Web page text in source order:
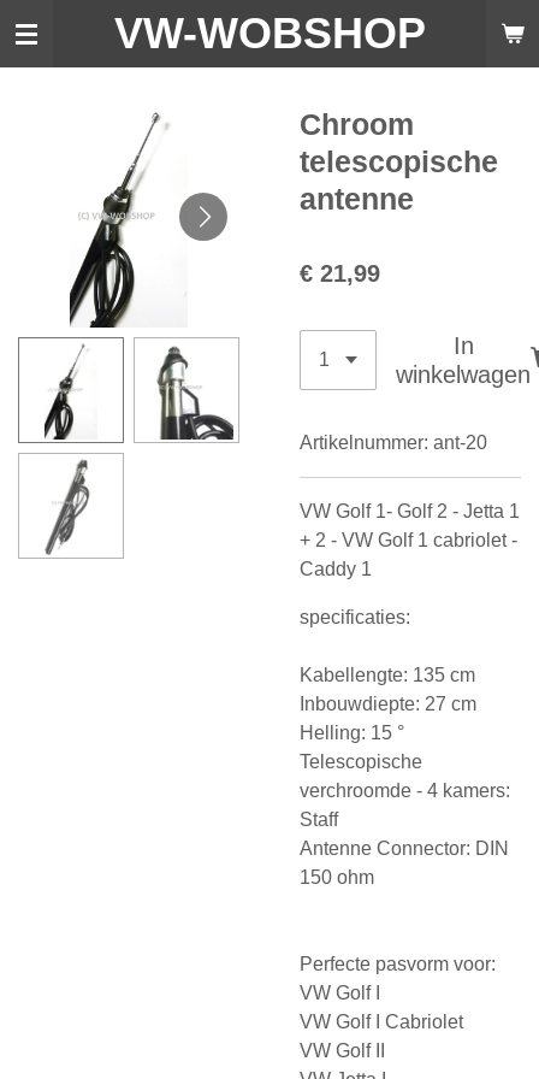
Ga
VW-WOBSHOP
Chroom
telescopische
antenne
€ 21,99
In
winkelwagen
Artikelnummer: ant-20
VW Golf 1- Golf 2 - Jetta 1
+ 2 - VW Golf 1 cabriolet -
Caddy 1
specificaties:
Kabellengte: 135 cm
Inbouwdiepte: 27 cm
Helling: 15 °
Telescopische
verchroomde - 4 kamers:
Staff
Antenne Connector: DIN
150 ohm
Perfecte pasvorm voor:
VW Golf I
VW Golf I Cabriolet
VW Golf II